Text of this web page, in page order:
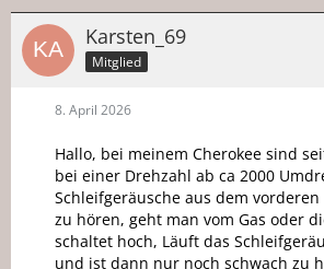
Karsten_69
Mitglied
8. April 2026
Hallo, bei meinem Cherokee sind
bei einer Drehzahl ab ca 2000
Schleifgeräusche aus dem
zu hören, geht man vom Gas oder
schaltet hoch, Läuft das
und ist dann nur noch schwach zu